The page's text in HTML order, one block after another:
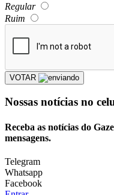
Regular
Ruim
VOTAR
Nossas notícias no
Receba as notícias do
mensagens.
Telegram
Whatsapp
Facebook